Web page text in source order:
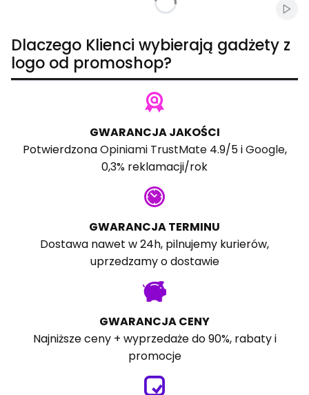
Dlaczego Klienci wybierają gadżety z
logo od promoshop?
GWARANCJA JAKOŚCI
PotwierdzonaOpiniami TrustMate4.9/5 iGoogle,
0,3% reklamacji/rok
GWARANCJA TERMINU
Dostawa nawet w 24h, pilnujemy kurierów,
uprzedzamy o dostawie
GWARANCJA CENY
Najniższe ceny + wyprzedaże do 90%, rabaty i
promocje